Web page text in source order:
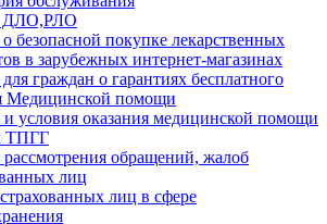
ДЛО,РЛО
безопасной покупке лекарственных
в зарубежных интернет-магазинах
граждан о гарантиях бесплатного
Медицинской помощи
условия оказания медицинской помощи
ТПГГ
обращений, жалоб
лиц
лиц в сфере